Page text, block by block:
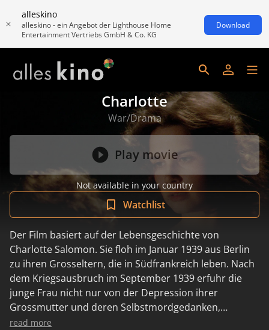
alleskino
alleskino - ein Angebot der Lighthouse Home
Entertainment Vertriebs GmbH & Co. KG
Download
Charlotte
War/Drama
Play movie
Not available in your country
Watchlist
Der Film basiert auf der Lebensgeschichte von
Charlotte Salomon. Sie floh im Januar 1939 aus Berlin
zu ihren Grosseltern, die in Südfrankreich leben. Nach
dem Kriegsausbruch im September 1939 erfuhr die
junge Frau nicht nur von der Depression ihrer
Grossmutter und deren Selbstmordgedanken,
sondern auch vom Selbstmord ihrer Mutter. Gegen die
read more